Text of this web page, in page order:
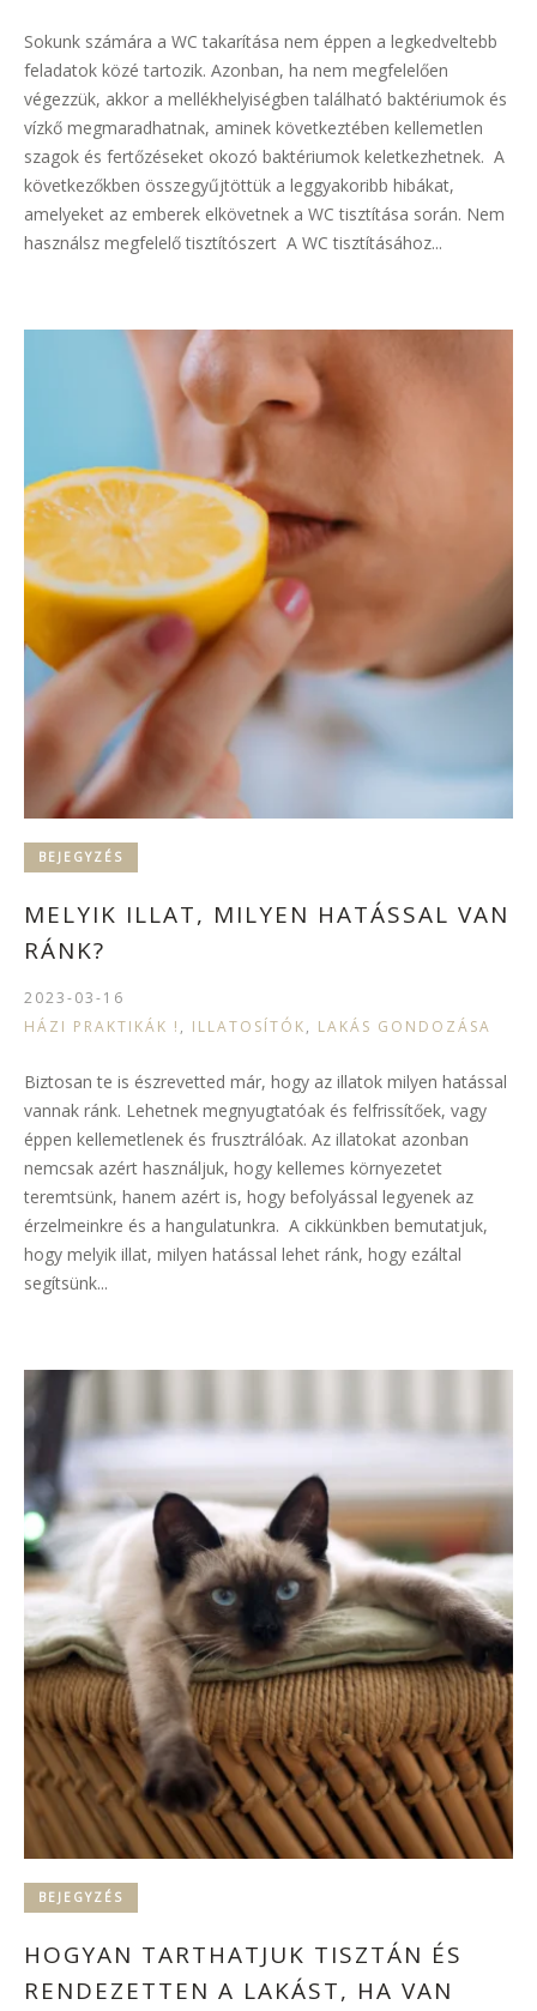
Sokunk számára a WC takarítása nem éppen a legkedveltebb
feladatok közé tartozik. Azonban, ha nem megfelelően
végezzük, akkor a mellékhelyiségben található baktériumok és
vízkő megmaradhatnak, aminek következtében kellemetlen
szagok és fertőzéseket okozó baktériumok keletkezhetnek. A
következőkben összegyűjtöttük a leggyakoribb hibákat,
amelyeket az emberek elkövetnek a WC tisztítása során. Nem
használsz megfelelő tisztítószert A WC tisztításához...
BEJEGYZÉS
MELYIK ILLAT, MILYEN HATÁSSAL VAN
RÁNK?
2023-03-16
HÁZI PRAKTIKÁK ! , ILLATOSÍTÓK, LAKÁS GONDOZÁSA
Biztosan te is észrevetted már, hogy az illatok milyen hatással
vannak ránk. Lehetnek megnyugtatóak és felfrissítőek, vagy
éppen kellemetlenek és frusztrálóak. Az illatokat azonban
nemcsak azért használjuk, hogy kellemes környezetet
teremtsünk, hanem azért is, hogy befolyással legyenek az
érzelmeinkre és a hangulatunkra. A cikkünkben bemutatjuk,
hogy melyik illat, milyen hatással lehet ránk, hogy ezáltal
segítsünk...
BEJEGYZÉS
HOGYAN TARTHATJUK TISZTÁN ÉS
RENDEZETTEN A LAKÁST, HA VAN